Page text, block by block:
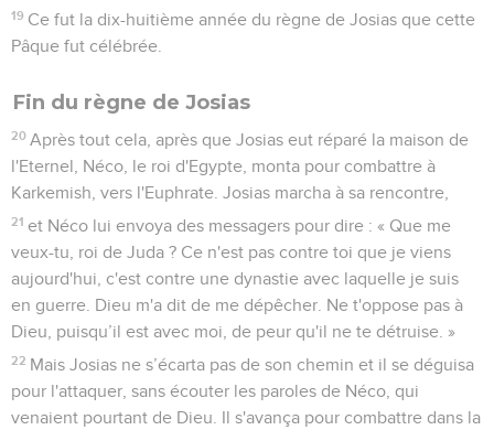
Le livre qui, pendant longtemps n’a fait qu’un avec celui de
diverses. Plusieurs listes, de différentes natures,
11 ; ch.2 ; 7.1-5 ; 8.1-14 ; 10.18-43). A ces listes s’ajoutent sept
lettres ou textes officiels dont le premier est en hébreu et
(1.2-4 ; 4.11-16,17-22 ; 5.7-17 ; 6.2-5,6-12 ; 7.12-26). Certains
passages à la première personne constituent les « mémoires
» d’Esdras (7.27-28 ; 8.1-34 ; ch.9), d’autres sont à la
troisième personne (7.1-26 ; ch.10).
Des rapprochements entre les Chroniques et Esdras-
Néhémie (1 Ch 36.22-23 ; Esd 1.1-3) ont conduit de
nombreux spécialistes à proposer un même rédacteur pour